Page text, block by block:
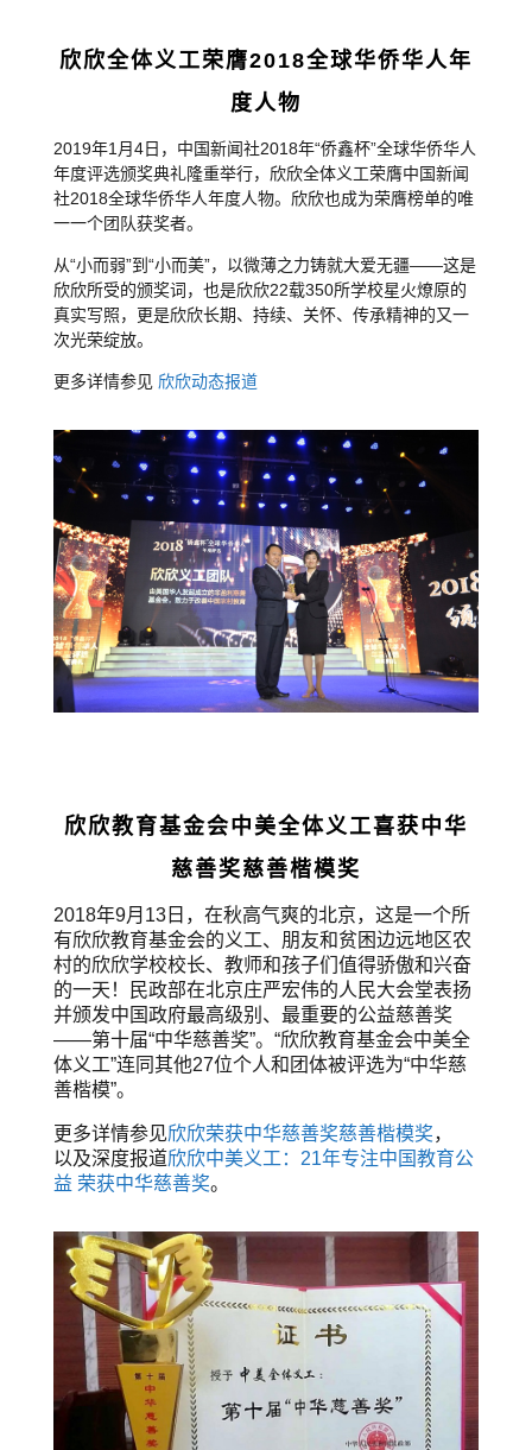
欣欣全体义工荣膺2018全球华侨华人年
度人物
2019年1 月4日，中国新闻社2018年“侨鑫杯”全球华侨华人
年度评选颁奖典礼隆重举行，欣欣全体义工荣膺中国新闻
社2018全球华侨华人年度人物。欣欣也成为荣膺榜单的唯
一一个团队获奖者。
从“小而弱”到 “小而美”，以微薄之力铸就大爱无疆——这是
欣欣所受的颁奖词，也是欣欣22载350所学校星火燎原的
真实写照，更是欣欣长期、持续、关怀、传承精神的又一
次光荣绽放。
更多详情参见 欣欣动态报道
欣欣教育基金会中美全体义工喜获中华
慈善奖慈善楷模奖
2018年9月13日，在秋高气爽的北京，这是一个所
有欣欣教育基金会的义工、朋友和贫困边远地区农
村的欣欣学校校长、教师和孩子们值得骄傲和兴奋
的一天！民政部在北京庄严宏伟的人民大会堂表扬
并颁发中国政府最高级别、最重要的公益慈善奖
——第十届“中华慈善奖”。“欣欣教育基金会中美全
体义工”连同其他27位个人和团体被评选为“中华慈
善楷模”。
更多详情参见欣欣荣获中华慈善奖慈善楷模奖，
以及深度报道欣欣中美义工：21年专注中国教育公
益 荣获中华慈善奖。